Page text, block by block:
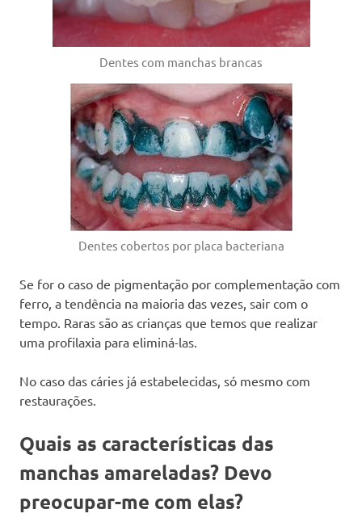
Dentes com manchas brancas
Dentes cobertos por placa bacteriana
Se for o caso de pigmentação por complementação com
ferro, a tendência na maioria das vezes, sair com o
tempo. Raras são as crianças que temos que realizar
uma profilaxia para eliminá-las.
No caso das cáries já estabelecidas, só mesmo com
restaurações.
Quais as características das
manchas amareladas? Devo
preocupar-me com elas?